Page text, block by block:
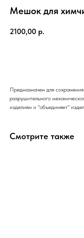
Мешок для
2100,00 р.
Предназначен для
разрушительного
изделиям и "объединяет"
Смотрите также